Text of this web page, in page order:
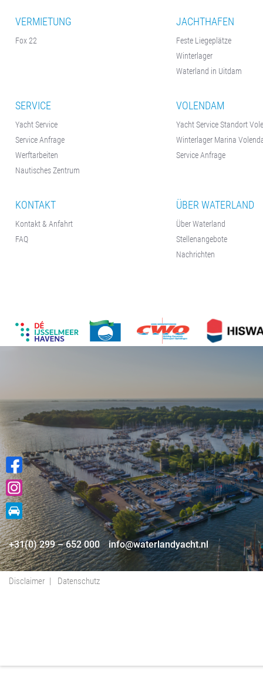
VERMIETUNG
Fox 22
JACHTHAFEN
Feste Liegeplätze
Winterlager
Waterland in Uitdam
SERVICE
Yacht Service
Service Anfrage
Werftarbeiten
Nautisches Zentrum
VOLENDAM
Yacht Service Standort
Winterlager Marina
Service Anfrage
KONTAKT
Kontakt & Anfahrt
FAQ
ÜBER WATERLAND
Über Waterland
Stellenangebote
Nachrichten
+31(0) 299 – 652 000 info@waterlandyacht.nl
Disclaimer Datenschutz